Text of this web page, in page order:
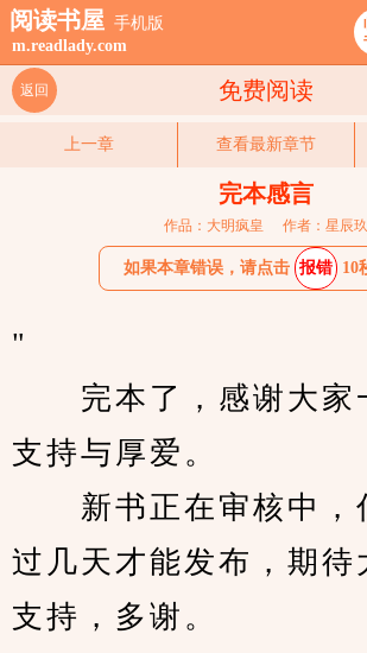
阅读书屋 手机版
m.readlady.com
免费阅读
返回
上一章 查看最新章节
完本感言
作品：大明疯皇 作者：星辰玖
如果本章错误，请点击 报错 10
完本了，感谢大家
支持与厚爱。
新书正在审核中，
过几天才能发布，期待
支持，多谢。